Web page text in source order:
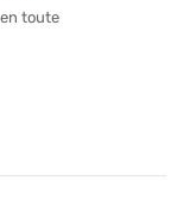
toute